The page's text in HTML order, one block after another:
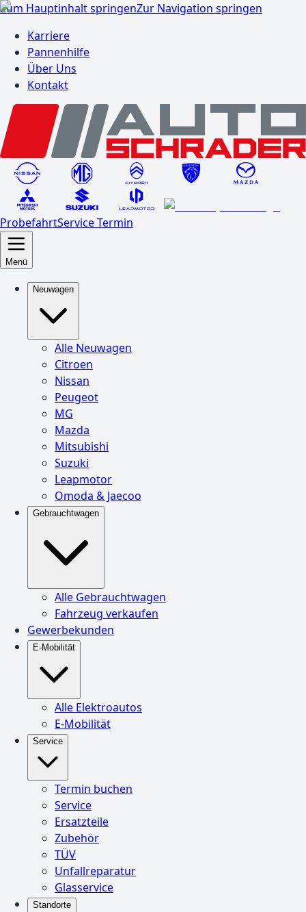
Zum Hauptinhalt springenZur Navigation springen
Karriere
Pannenhilfe
Über Uns
Kontakt
ProbefahrtService Termin
Menü
Neuwagen
Alle Neuwagen
Citroen
Nissan
Peugeot
MG
Mazda
Mitsubishi
Suzuki
Leapmotor
Omoda & Jaecoo
Gebrauchtwagen
Alle Gebrauchtwagen
Fahrzeug verkaufen
Gewerbekunden
E-Mobilität
Alle Elektroautos
E-Mobilität
Service
Termin buchen
Service
Ersatzteile
Zubehör
TÜV
Unfallreparatur
Glasservice
Standorte